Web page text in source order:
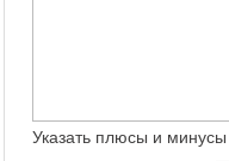
Указать плюсы и минусы